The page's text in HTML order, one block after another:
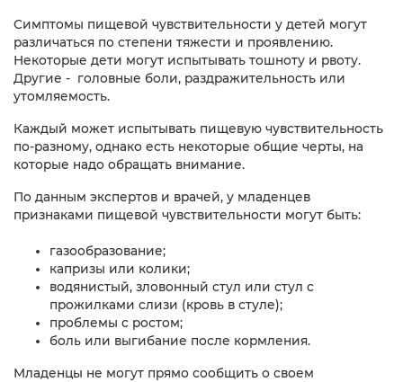
Симптомы пищевой чувствительности у детей могут
различаться по степени тяжести и проявлению.
Некоторые дети могут испытывать тошноту и рвоту.
Другие - головные боли, раздражительность или
утомляемость.
Каждый может испытывать пищевую чувствительность
по-разному, однако есть некоторые общие черты, на
которые надо обращать внимание.
По данным экспертов и врачей, у младенцев
признаками пищевой чувствительности могут быть:
газообразование;
капризы или колики;
водянистый, зловонный стул или стул с
прожилками слизи (кровь в стуле);
проблемы с ростом;
боль или выгибание после кормления.
Младенцы не могут прямо сообщить о своем